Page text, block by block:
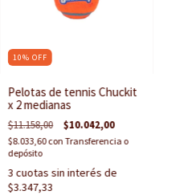
10% OFF
Pelotas de tennis Chuckit
x 2 medianas
$11.158,00 $10.042,00
$8.033,60conTransferencia o
depósito
3 cuotas sin interés de
$3.347,33